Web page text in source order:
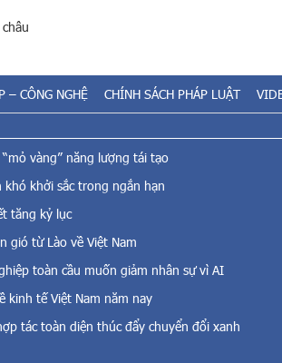
– CÔNG NGHỆ CHÍNH SÁCH PHÁP LUẬT
vàng” năng lượng tái tạo
khó khởi sắc trong ngắn hạn
tăng kỷ lục
gió từ Lào về Việt Nam
toàn cầu muốn giảm nhân sự vì AI
kinh tế Việt Nam năm nay
tác toàn diện thúc đẩy chuyển đổi xanh